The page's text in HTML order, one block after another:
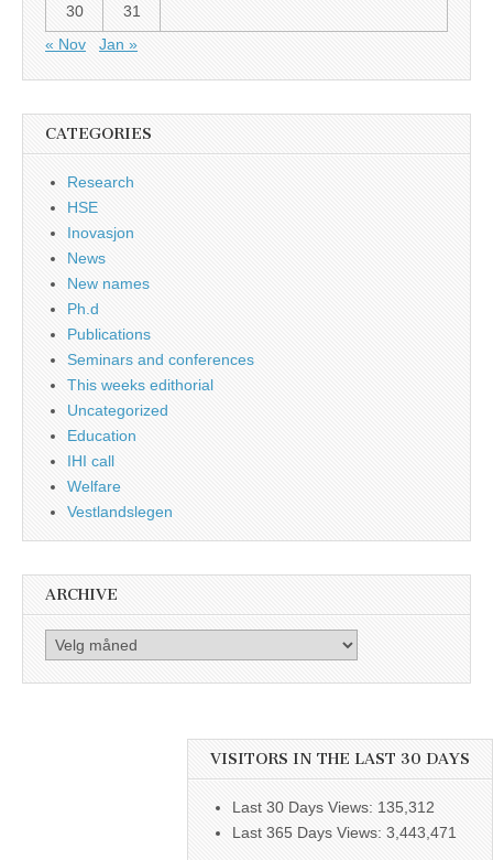
30
31
« Nov
Jan »
CATEGORIES
Research
HSE
Inovasjon
News
New names
Ph.d
Publications
Seminars and conferences
This weeks edithorial
Uncategorized
Education
IHI call
Welfare
Vestlandslegen
ARCHIVE
Archive
VISITORS IN THE LAST 30 DAYS
Last 30 Days Views: 135,312
Last 365 Days Views: 3,443,471